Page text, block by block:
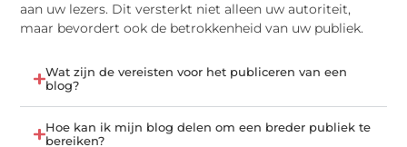
aan uw lezers. Dit versterkt niet alleen uw autoriteit,
maar bevordert ook de betrokkenheid van uw publiek.
Wat zijn de vereisten voor het publiceren van een
blog?
Hoe kan ik mijn blog delen om een breder publiek te
bereiken?